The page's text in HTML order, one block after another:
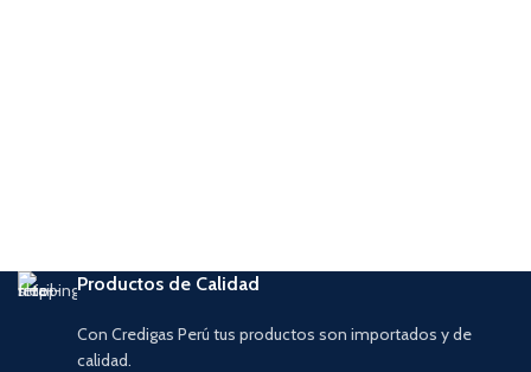
Productos de Calidad
Con Credigas Perú tus productos son importados y de
calidad.